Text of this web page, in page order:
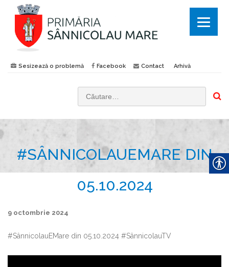
Sesizează o problemă Facebook Contact Arhivă
:
#SÂNNICOLAUEMARE DIN
05.10.2024
9 octombrie 2024
#SânnicolauEMare din 05.10.2024 #SânnicolauTV